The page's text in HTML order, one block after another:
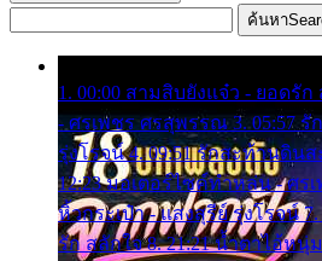
ค้นหา
1. 00:00 สามสิบยังแจ๋ว - ยอดรัก
- ศรเพชร ศรสุพรรณ 3. 05:57 รั
รุ่งโรจน์ 4. 09:51 รักสะท้านดิน
12:23 มอเตอร์ไซค์ทำหล่น - ศร
หิ้วกระเป๋า - แสงสุรีย์ รุ่งโรจน์ 7.
รัก สลักใจ 8. 21:21 น้ำตาไอ้ห